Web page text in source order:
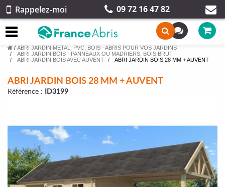
Rappelez-moi 09 72 16 47 82
/ ABRI JARDIN MÉTAL, PVC, BOIS - ABRIS POUR VOS JARDINS
ABRI JARDIN BOIS - PANNEAUX OU MADRIERS, BOIS BRUT
ABRI JARDIN BOIS AVEC AUVENT
ABRI JARDIN BOIS 28 MM + AUVENT
ABRI JARDIN BOIS 28 MM + AUVENT
Référence : ID3199